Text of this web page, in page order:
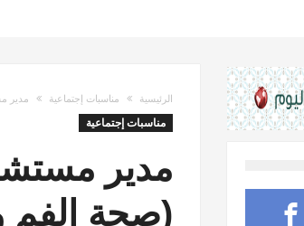
الرئيسية مناسبات إجتماعية مدير
مناسبات إجتماعية
مدير
(صحة الفم